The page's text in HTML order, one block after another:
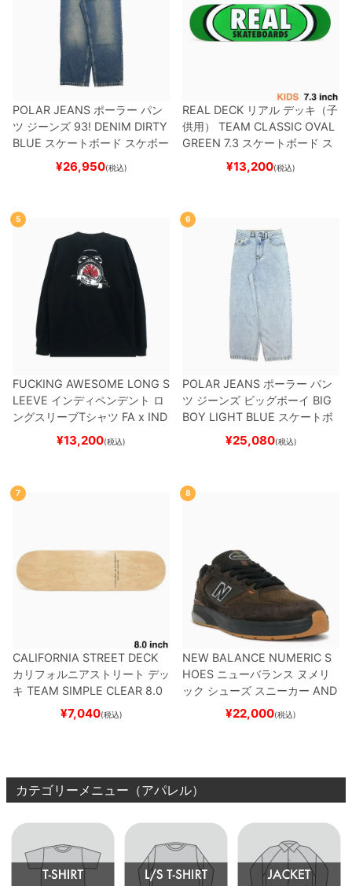
POLAR JEANS ポーラー パン
ツ ジーンズ 93! DENIM DIRTY
BLUE スケートボード スケボー
¥26,950(税込)
REAL DECK リアル デッキ（子
供用）
TEAM CLASSIC OVAL
GREEN 7.3 スケートボード ス
¥13,200(税込)
5
FUCKING AWESOME LONG S
LEEVE インディペンデント ロ
ングスリーブTシャツ FA x IND
EPENDENTHOSTAGE
スケートボード スケボー
¥13,200(税込)
6
POLAR JEANS ポーラー パン
ツ ジーンズ ビッグボーイ BIG
BOY LIGHT BLUE スケートボ
ード スケボー
¥25,080(税込)
7
CALIFORNIA STREET DECK
カリフォルニアストリート デッ
キ TEAM SIMPLE CLEAR 8.0
ブランク（DSM）
ード スケボー
¥7,040(税込)
8
NEW BALANCE NUMERIC S
HOES ニューバランス ヌメリ
ック シューズ スニーカー AND
REW REYNOLDS 933
BROWN/BLACK
スケート
¥22,000(税込)
カテゴリーメニュー（アパレル）